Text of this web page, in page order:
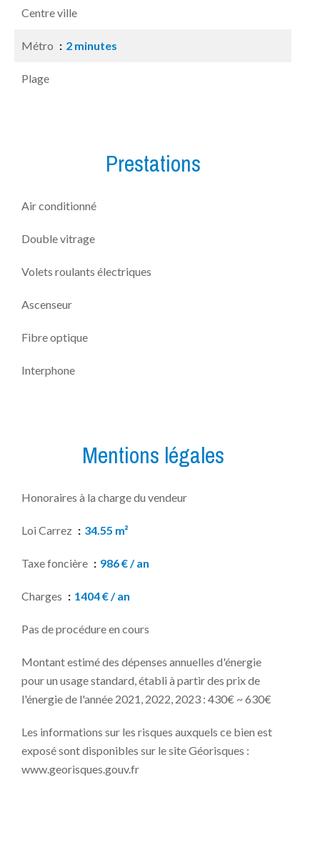
Centre ville
Métro 2 minutes
Plage
Prestations
Air conditionné
Double vitrage
Volets roulants électriques
Ascenseur
Fibre optique
Interphone
Mentions légales
Honoraires à la charge du vendeur
Loi Carrez 34.55 m²
Taxe foncière 986 € / an
Charges 1404 € / an
Pas de procédure en cours
Montant estimé des dépenses annuelles d'énergie
pour un usage standard, établi à partir des prix de
l'énergie de l'année 2021, 2022, 2023 : 430€ ~ 630€
Les informations sur les risques auxquels ce bien est
exposé sont disponibles sur le site Géorisques :
www.georisques.gouv.fr